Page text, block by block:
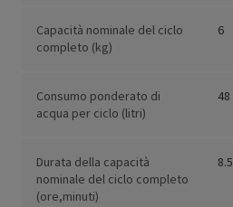
Capacità nominale del ciclo
completo (kg)
6
Consumo ponderato di
acqua per ciclo (litri)
48
Durata della capacità
nominale del ciclo completo
(ore,minuti)
8.5